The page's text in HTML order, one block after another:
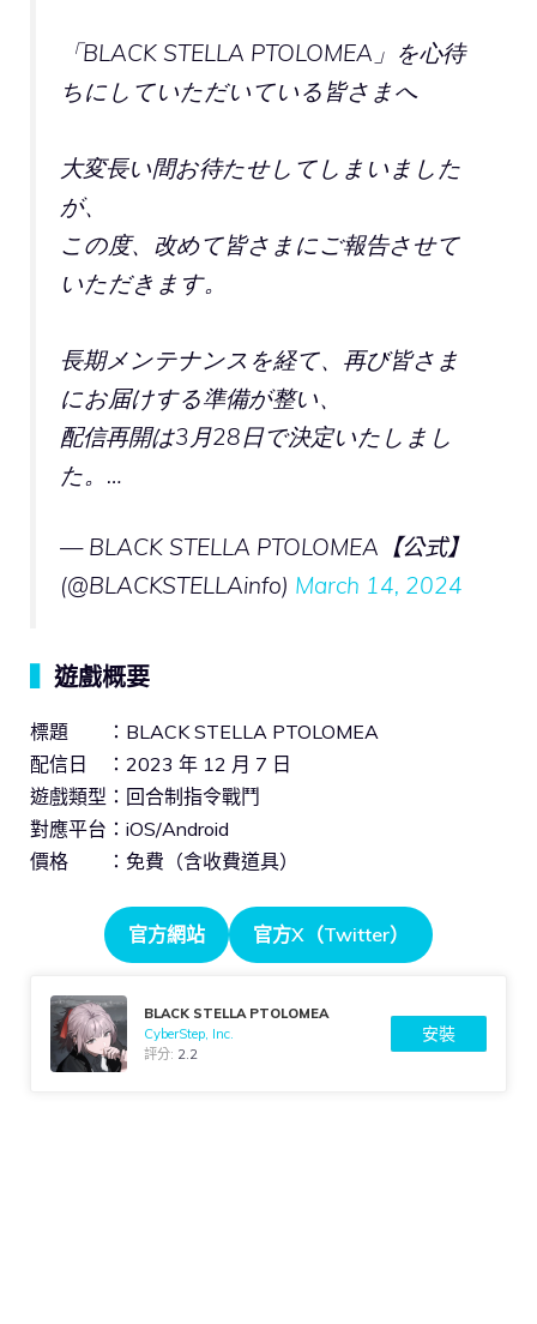
「BLACK STELLA PTOLOMEA」を心待
ちにしていただいている皆さまへ
大変長い間お待たせしてしまいました
が、
この度、改めて皆さまにご報告させて
いただきます。
長期メンテナンスを経て、再び皆さま
にお届けする準備が整い、
配信再開は3月28日で決定いたしまし
た。…
— BLACK STELLA PTOLOMEA【公式】
(@BLACKSTELLAinfo) March 14, 2024
遊戲概要
標題 ：BLACK STELLA PTOLOMEA
配信日 ：2023 年 12 月 7 日
遊戲類型：回合制指令戰鬥
對應平台：iOS/Android
價格 ：免費（含收費道具）
官方網站 官方X（Twitter）
BLACK STELLA PTOLOMEA
CyberStep, Inc.
評分: 2.2
安裝